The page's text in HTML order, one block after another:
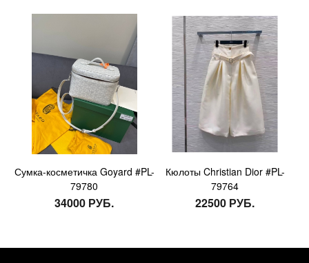
Сумка-косметичка Goyard #PL-
79780
34000 РУБ.
Кюлоты Christian Dior #PL-
79764
22500 РУБ.